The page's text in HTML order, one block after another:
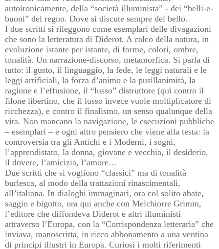
autoironicamente, della “società illuminista” - dei “belli-e-
buoni” del regno. Dove si discute sempre del bello.
I due scritti si rileggono come esemplari delle divagazioni
che sono la letteratura di Diderot. A calco della natura, in
evoluzione istante per istante, di forme, colori, ombre,
tonalità. Un narrazione-discorso, metamorfica. Si parla di
tutto: il gusto, il linguaggio, la fede, le leggi naturali e le
leggi artificiali, la forza d’animo e la pusillanimità, la
ragione e l’effusione, il “lusso” distruttore (qui contro il
filone libertino, che il lusso invece vuole moltiplicatore di
ricchezza), e contro il finalismo, un senso qualunque della
vita. Non mancano la navigazione, le esecuzioni pubbliche
– esemplari – e ogni altro pensiero che viene alla testa: la
controversia tra gli Antichi e i Moderni, i sogni,
l’apprendistato, la donna, giovane e vecchia, il desiderio,
il dovere, l’amicizia, l’amore…
Due scritti che si vogliono “classici” ma di tonalità
burlesca, al modo della trattazioni rinascimentali,
all’italiana. In dialoghi immaginari, ora col solito abate,
saggio e bigotto, ora qui anche con Melchiorre Grimm,
l’editore che diffondeva Diderot e altri illuministi
attraverso l’Europa, con la “Corrispondenza letteraria” che
inviava, manoscritta, in ricco abbonamento a una ventina
di principi illustri in Europa. Curiosi i molti riferimenti